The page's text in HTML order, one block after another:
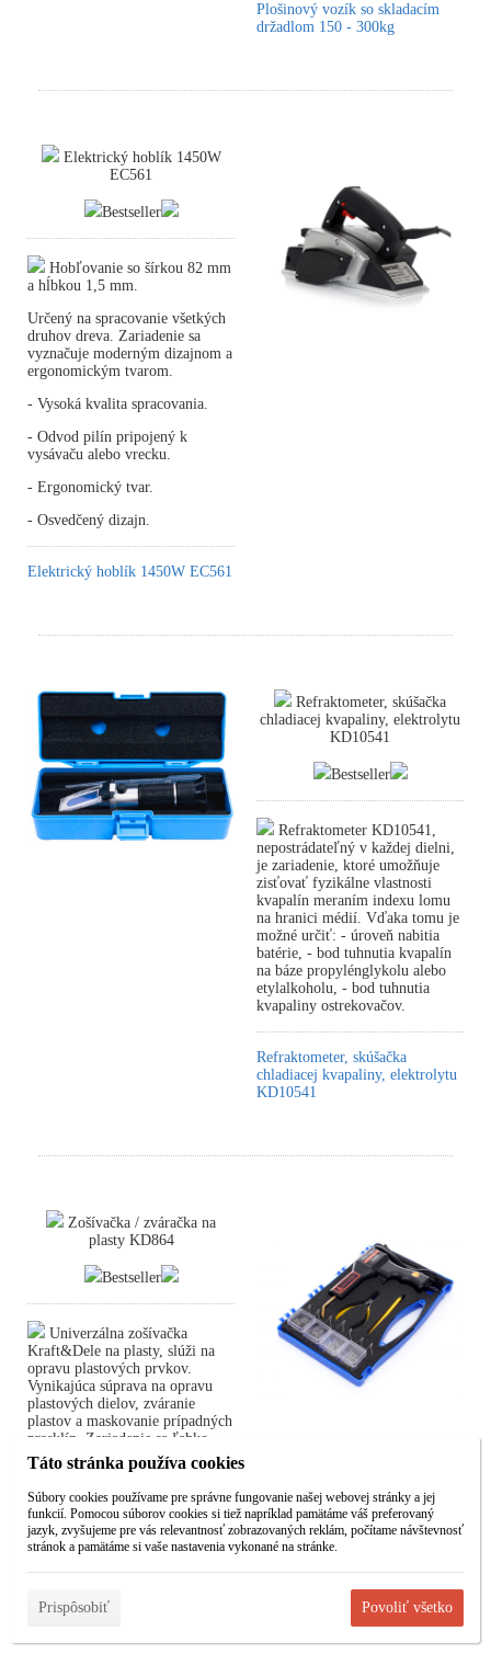
Plošinový vozík so skladacím
držadlom 150 - 300kg
Elektrický hoblík 1450W
EC561
Bestseller
Hobľovanie so šírkou 82 mm
a hĺbkou 1,5 mm.
Určený na spracovanie všetkých
druhov dreva. Zariadenie sa
vyznačuje moderným dizajnom a
ergonomickým tvarom.
- Vysoká kvalita spracovania.
- Odvod pilín pripojený k
vysávaču alebo vrecku.
- Ergonomický tvar.
- Osvedčený dizajn.
Elektrický hoblík 1450W EC561
Refraktometer, skúšačka
chladiacej kvapaliny, elektrolytu
KD10541
Bestseller
Refraktometer KD10541,
nepostrádateľný v každej dielni,
je zariadenie, ktoré umožňuje
zisťovať fyzikálne vlastnosti
kvapalín meraním indexu lomu
na hranici médií. Vďaka tomu je
možné určiť: - úroveň nabitia
batérie, - bod tuhnutia kvapalín
na báze propylénglykolu alebo
etylalkoholu, - bod tuhnutia
kvapaliny ostrekovačov.
Refraktometer, skúšačka
chladiacej kvapaliny, elektrolytu
KD10541
Zošívačka / zváračka na
plasty KD864
Bestseller
Univerzálna zošívačka
Kraft&Dele na plasty, slúži na
opravu plastových prvkov.
Vynikajúca súprava na opravu
plastových dielov, zváranie
plastov a maskovanie prípadných
prasklín. Zariadenie sa ľahko
používa a je praktické.
Zariadenie je vybavené až 200 ks
zváracích hrotov (4 druhy po 50
ks) rôznych tvarov
KD864
Táto stránka používa cookies
Súbory cookies používame pre správne fungovanie našej webovej stránky a jej
funkcií. Pomocou súborov cookies si tiež napríklad pamätáme váš preferovaný
jazyk, zvyšujeme pre vás relevantnosť zobrazovaných reklám, počítame návštevnosť
stránok a pamätáme si vaše nastavenia vykonané na stránke.
Prispôsobiť Povoliť všetko